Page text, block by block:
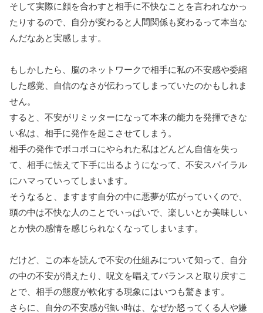
そして実際に顔を合わすと相手に不快なことを言われなかっ
たりするので、自分が変わると人間関係も変わるって本当な
んだなあと実感します。
もしかしたら、脳のネットワークで相手に私の不安感や委縮
した感覚、自信のなさが伝わってしまっていたのかもしれま
せん。
すると、不安がリミッターになって本来の能力を発揮できな
い私は、相手に発作を起こさせてしまう。
相手の発作でボコボコにやられた私はどんどん自信を失っ
て、相手に怯えて下手に出るようになって、不安スパイラル
にハマっていってしまいます。
そうなると、ますます自分の中に悪夢が広がっていくので、
頭の中は不快な人のことでいっぱいで、楽しいとか美味しい
とか快の感情を感じられなくなってしまいます。
だけど、この本を読んで不安の仕組みについて知って、自分
の中の不安が消えたり、呪文を唱えてバランスと取り戻すこ
とで、相手の態度が軟化する現象にはいつも驚きます。
さらに、自分の不安感が強い時は、なぜか怒ってくる人や嫌